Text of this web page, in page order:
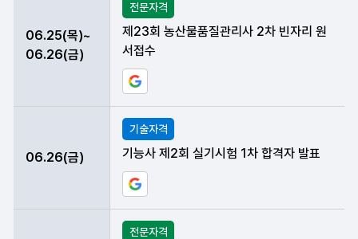
06.25(목)~
06.26(금)
전문자격
제23회 농산물품질관리사 2차 빈자리 원
서접수
구글 일정에 현재 데이터 등록하기
06.26(금)
기술자격
기능사 제2회 실기시험 1차 합격자 발표
구글 일정에 현재 데이터 등록하기
전문자격